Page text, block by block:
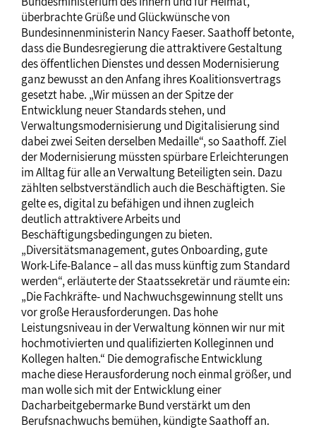
überbrachte Grüße und Glückwünsche von
Bundesinnenministerin Nancy Faeser. Saathoff betonte,
dass die Bundesregierung die attraktivere Gestaltung
des öffentlichen Dienstes und dessen Modernisierung
ganz bewusst an den Anfang ihres Koalitionsvertrags
gesetzt habe. „Wir müssen an der Spitze der
Entwicklung neuer Standards stehen, und
Verwaltungsmodernisierung und Digitalisierung sind
dabei zwei Seiten derselben Medaille“, so Saathoff. Ziel
der Modernisierung müssten spürbare Erleichterungen
im Alltag für alle an Verwaltung Beteiligten sein. Dazu
zählten selbstverständlich auch die Beschäftigten. Sie
gelte es, digital zu befähigen und ihnen zugleich
deutlich attraktivere Arbeits und
Beschäftigungsbedingungen zu bieten.
„Diversitätsmanagement, gutes Onboarding, gute
Work-Life-Balance – all das muss künftig zum Standard
werden“, erläuterte der Staatssekretär und räumte ein:
„Die Fachkräfte- und Nachwuchsgewinnung stellt uns
vor große Herausforderungen. Das hohe
Leistungsniveau in der Verwaltung können wir nur mit
hochmotivierten und qualifizierten Kolleginnen und
Kollegen halten.“ Die demografische Entwicklung
mache diese Herausforderung noch einmal größer, und
man wolle sich mit der Entwicklung einer
Dacharbeitgebermarke Bund verstärkt um den
Berufsnachwuchs bemühen, kündigte Saathoff an.